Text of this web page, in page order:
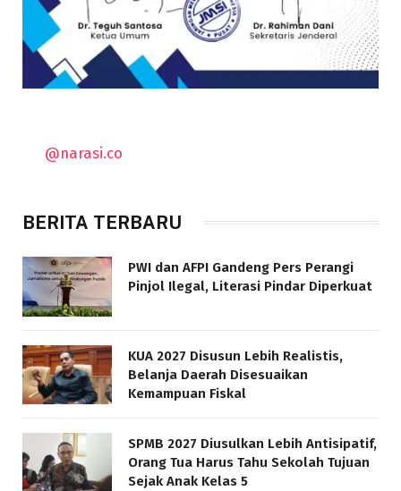
@narasi.co
BERITA TERBARU
PWI dan AFPI Gandeng Pers Perangi
Pinjol Ilegal, Literasi Pindar Diperkuat
KUA 2027 Disusun Lebih Realistis,
Belanja Daerah Disesuaikan
Kemampuan Fiskal
SPMB 2027 Diusulkan Lebih Antisipatif,
Orang Tua Harus Tahu Sekolah Tujuan
Sejak Anak Kelas 5